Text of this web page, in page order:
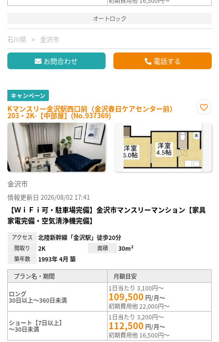
オートロック
石川県 金沢市
お問合わせ 電話する
キャンペーン
Kマンスリー金沢駅西口前（金沢春日ケアセンター前）
203・2K-【中部屋】(No.937369)
に入
り登
録
金沢市
情報更新日 2026/08/02 17:41
【ＷｉＦｉ可・駐車場完備】金沢市マンスリーマンション【家具
家電完備・空気清浄機完備】
アクセス 北陸新幹線「金沢駅」徒歩20分
間取り 2K 面積 30m²
築年数 1993年 4月 築
プラン名・期間 月額目安
ロング
30日以上～360日未満
1日当たり 3,100円～
109,500 円/月～
初期費用他 22,000円～
ショート【7日以上】
～30日未満
1日当たり 3,200円～
112,500 円/月～
初期費用他 16,500円～